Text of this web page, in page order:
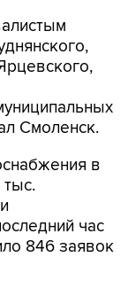
Смоленск.
в
час
846 заявок
не